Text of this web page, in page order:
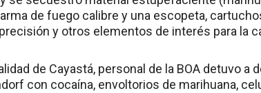
de fuego calibre y una escopeta,
y otros elementos de interés para la
de Cayastá, personal de la BOA detuvo a
con cocaína, envoltorios de marihuana,